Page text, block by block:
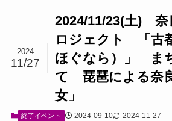
2024/11/23(土) 奈
ロジェクト 「古
ほぐなら）」 ま
て 琵琶による奈
女」
2024
11/27
終了イベント 2024-09-10 2024-11-27